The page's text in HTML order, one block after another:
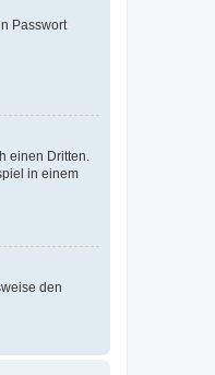
Passwort
einen Dritten.
in einem
den